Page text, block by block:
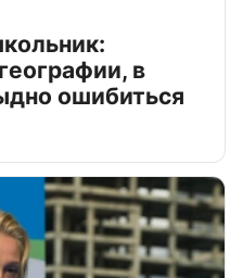
в
ошибиться